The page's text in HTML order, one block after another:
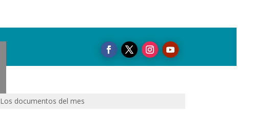
Los documentos del mes